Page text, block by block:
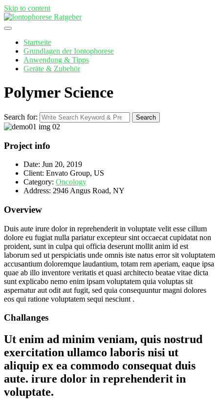
Skip to content
Startseite
Grundlagen der Iontophorese
Anwendung & Tipps
Geräte & Zubehör
Polymer Science
Search for: Search
Project info
Date: Jun 20, 2019
Client: Envato Group, US
Category: Oncology
Address: 2946 Angus Road, NY
Overview
Duis aute irure dolor in reprehenderit in voluptate velit esse cillum
dolore eu fugiat nulla pariatur excepteur sint occaecat cupidatat non
proident, sunt in culpa qui officia deserunt mollit anim id est
laborum sed ut perspiciatis unde omnis iste natus error sit voluptatem
accusantium doloremque laudantium, totam rem aperiam, eaque ipsa
quae ab illo inventore veritatis et quasi architecto beatae vitae dicta
sunt explicabo nemo enim ipsam voluptatem quia voluptas sit
aspernatur aut odit aut fugit, sed quia consequuntur magni dolores
eos qui ratione voluptatem sequi nesciunt .
Challanges
Ut enim ad minim veniam, quis nostrud
exercitation ullamco laboris nisi ut
aliquip ex ea commodo consequat duis
aute. irure dolor in reprehenderit in
voluptate.